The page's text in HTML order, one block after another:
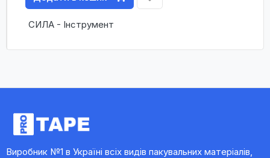
СИЛА - Інструмент
Виробник №1 в Україні всіх видів пакувальних матеріалів,